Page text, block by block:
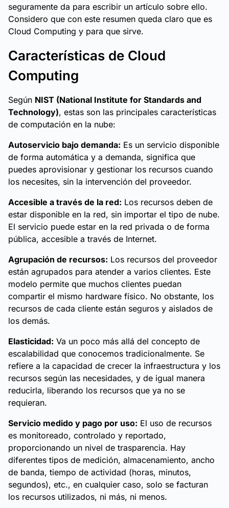
seguramente da para escribir un artículo sobre ello.
Considero que con este resumen queda claro que es
Cloud Computing y para que sirve.
Características de Cloud
Computing
Según NIST (National Institute for Standards and
Technology), estas son las principales características
de computación en la nube:
Autoservicio bajo demanda: Es un servicio disponible
de forma automática y a demanda, significa que
puedes aprovisionar y gestionar los recursos cuando
los necesites, sin la intervención del proveedor.
Accesible a través de la red: Los recursos deben de
estar disponible en la red, sin importar el tipo de nube.
El servicio puede estar en la red privada o de forma
pública, accesible a través de Internet.
Agrupación de recursos: Los recursos del proveedor
están agrupados para atender a varios clientes. Este
modelo permite que muchos clientes puedan
compartir el mismo hardware físico. No obstante, los
recursos de cada cliente están seguros y aislados de
los demás.
Elasticidad: Va un poco más allá del concepto de
escalabilidad que conocemos tradicionalmente. Se
refiere a la capacidad de crecer la infraestructura y los
recursos según las necesidades, y de igual manera
reducirla, liberando los recursos que ya no se
requieran.
Servicio medido y pago por uso: El uso de recursos
es monitoreado, controlado y reportado,
proporcionando un nivel de trasparencia. Hay
diferentes tipos de medición, almacenamiento, ancho
de banda, tiempo de actividad (horas, minutos,
segundos), etc., en cualquier caso, solo se facturan
los recursos utilizados, ni más, ni menos.